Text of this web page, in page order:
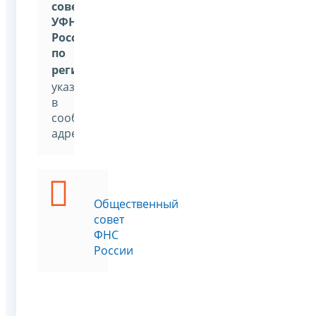
совет
УФНС
России
по
региону
указав
в
сообщении
адресата
Общественный
совет
ФНС
России